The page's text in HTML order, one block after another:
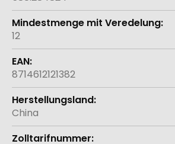
12
8714612121382
China